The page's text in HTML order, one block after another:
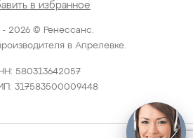
- 2026 © Ренессанс.
в Апрелевке.
580313642057
317583500009448
в избранное